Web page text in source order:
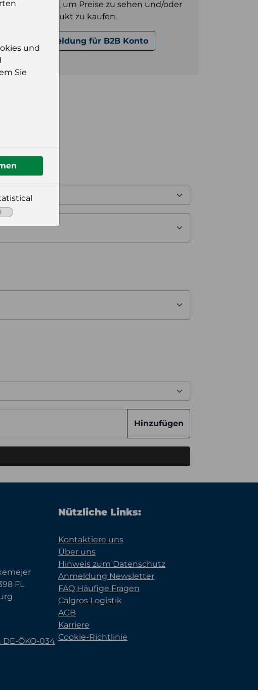
sein, um Preise zu sehen und/oder
dieses Produkt zu kaufen.
Anmeldung für B2B Konto
Hinzufügen
FL
ÖKO-034
Nützliche Links:
Kontaktiere uns
Über uns
Hinweis zum Datenschutz
Anmeldung Newsletter
FAQ Häufige Fragen
Calgros Logistik
AGB
Karriere
Cookie-Richtlinie
und
Sie